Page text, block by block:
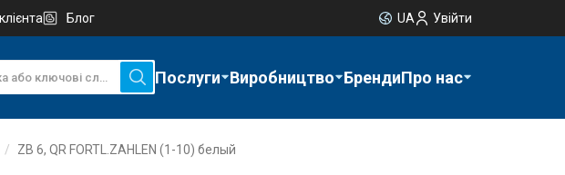
Блог UA Увійти
Послуги Виробництво БрендиПро нас
ZB 6, QR FORTL.ZAHLEN (1-10) белый